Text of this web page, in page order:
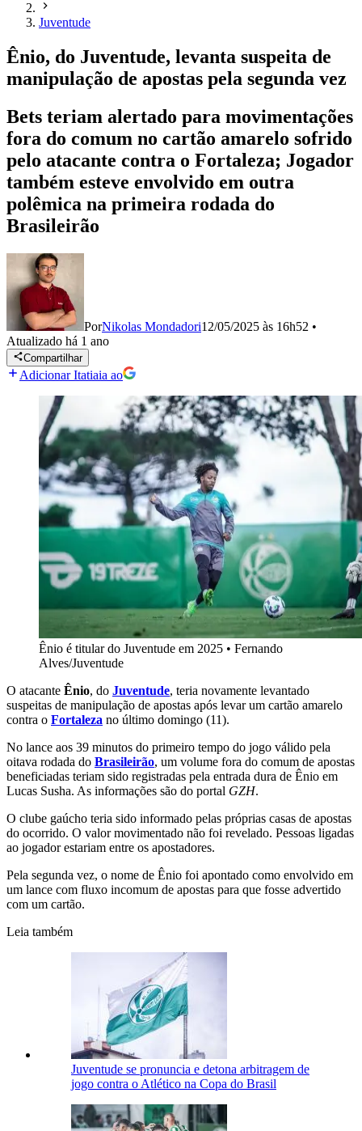
Juventude
Ênio, do Juventude, levanta suspeita de
manipulação de apostas pela segunda vez
Bets teriam alertado para movimentações
fora do comum no cartão amarelo sofrido
pelo atacante contra o Fortaleza; Jogador
também esteve envolvido em outra
polêmica na primeira rodada do
Brasileirão
PorNikolas Mondadori12/05/2025 às 16h52 •
Atualizado há 1 ano
Compartilhar
Adicionar Itatiaia ao
Ênio é titular do Juventude em 2025 • Fernando
Alves/Juventude
O atacante Ênio, do Juventude, teria novamente levantado
suspeitas de manipulação de apostas após levar um cartão amarelo
contra o Fortaleza no último domingo (11).
No lance aos 39 minutos do primeiro tempo do jogo válido pela
oitava rodada do Brasileirão, um volume fora do comum de apostas
beneficiadas teriam sido registradas pela entrada dura de Ênio em
Lucas Susha. As informações são do portal GZH.
O clube gaúcho teria sido informado pelas próprias casas de apostas
do ocorrido. O valor movimentado não foi revelado. Pessoas ligadas
ao jogador estariam entre os apostadores.
Pela segunda vez, o nome de Ênio foi apontado como envolvido em
um lance com fluxo incomum de apostas para que fosse advertido
com um cartão.
Leia também
Juventude se pronuncia e detona arbitragem de
jogo contra o Atlético na Copa do Brasil